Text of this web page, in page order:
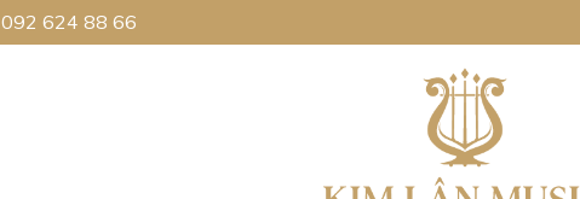
092 624 88 66